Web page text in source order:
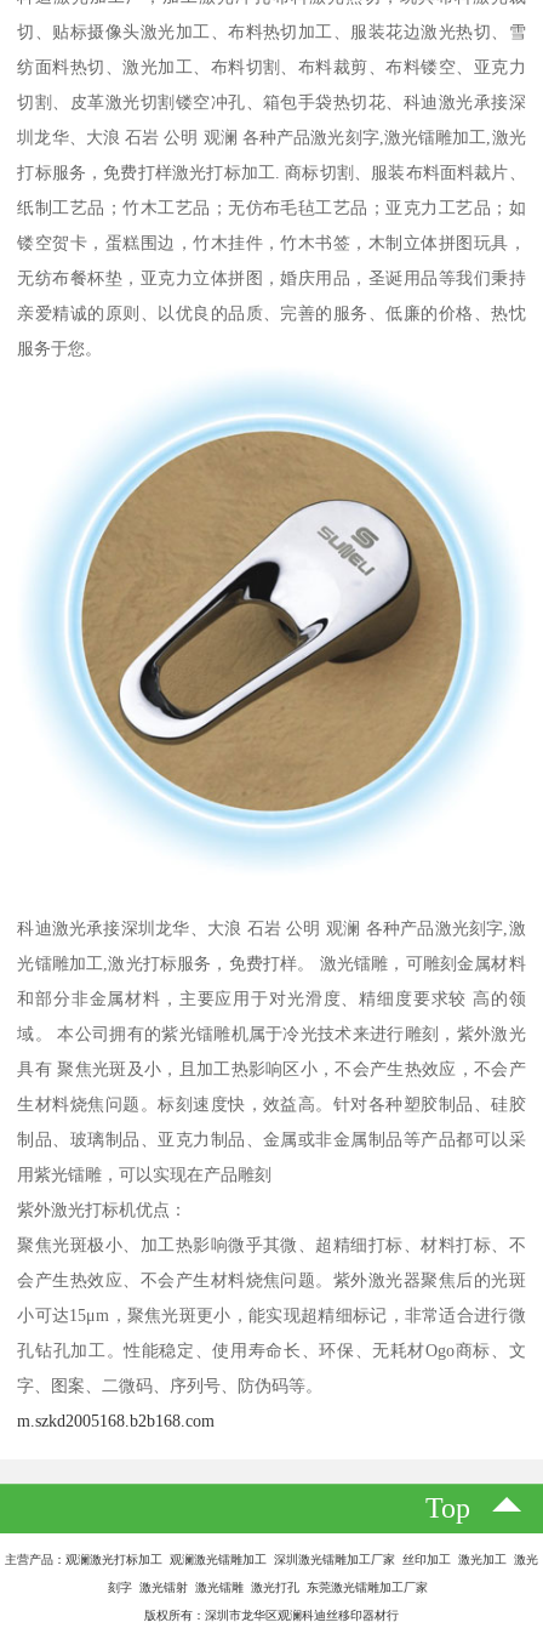
切、贴标摄像头激光加工、布料热切加工、服装花边激光热切、雪
纺面料热切、激光加工、布料切割、布料裁剪、布料镂空、亚克力
切割、皮革激光切割镂空冲孔、箱包手袋热切花、科迪激光承接深
圳龙华、大浪 石岩 公明 观澜 各种产品激光刻字,激光镭雕加工,激光
打标服务，免费打样激光打标加工. 商标切割、服装布料面料裁片、
纸制工艺品；竹木工艺品；无仿布毛毡工艺品；亚克力工艺品；如
镂空贺卡，蛋糕围边，竹木挂件，竹木书签，木制立体拼图玩具，
无纺布餐杯垫，亚克力立体拼图，婚庆用品，圣诞用品等我们秉持
亲爱精诚的原则、以优良的品质、完善的服务、低廉的价格、热忱
服务于您。
科迪激光承接深圳龙华、大浪 石岩 公明 观澜 各种产品激光刻字,激
光镭雕加工,激光打标服务，免费打样。 激光镭雕，可雕刻金属材料
和部分非金属材料，主要应用于对光滑度、精细度要求较 高的领
域。 本公司拥有的紫光镭雕机属于冷光技术来进行雕刻，紫外激光
具有 聚焦光斑及小，且加工热影响区小，不会产生热效应，不会产
生材料烧焦问题。标刻速度快，效益高。针对各种塑胶制品、硅胶
制品、玻璃制品、亚克力制品、金属或非金属制品等产品都可以采
用紫光镭雕，可以实现在产品雕刻
紫外激光打标机优点：
聚焦光斑极小、加工热影响微乎其微、超精细打标、材料打标、不
会产生热效应、不会产生材料烧焦问题。紫外激光器聚焦后的光斑
小可达15μm，聚焦光斑更小，能实现超精细标记，非常适合进行微
孔钻孔加工。性能稳定、使用寿命长、环保、无耗材Ogo商标、文
字、图案、二微码、序列号、防伪码等。
m.szkd2005168.b2b168.com
Top
主营产品：观澜激光打标加工 观澜激光镭雕加工 深圳激光镭雕加工厂家 丝印加工 激光加工 激光
刻字 激光镭射 激光镭雕 激光打孔 东莞激光镭雕加工厂家
版权所有：深圳市龙华区观澜科迪丝移印器材行